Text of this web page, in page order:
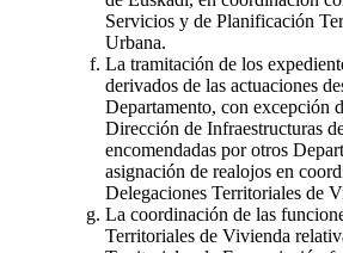
Servicios y de Planificación
Urbana.
La tramitación de los
derivados de las actuaciones
Departamento, con excepción
Dirección de Infraestructuras
encomendadas por otros
asignación de realojos en
Delegaciones Territoriales de
La coordinación de las
Territoriales de Vivienda